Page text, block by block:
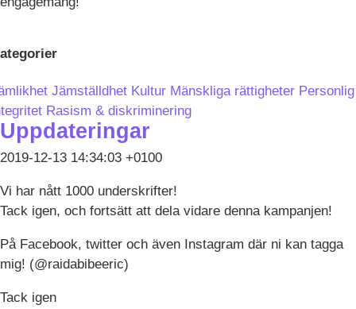
Jämställdhet Kultur Mänskliga rättigheter Personlig
Rasism & diskriminering
Uppdateringar
2019-12-13 14:34:03 +0100
Vi har nått 1000 underskrifter!
Tack igen, och fortsätt att dela vidare denna kampanjen!
På Facebook, twitter och även Instagram där ni kan tagga
mig! (@raidabibeeric)
Tack igen